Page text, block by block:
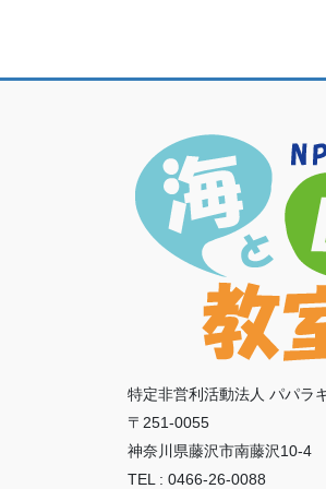
特定非営利活動法人 パパラ
〒251-0055
神奈川県藤沢市南藤沢10-4
TEL : 0466-26-0088